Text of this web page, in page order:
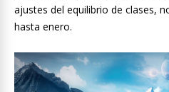
ajustes del equilibrio de clases,
hasta enero.